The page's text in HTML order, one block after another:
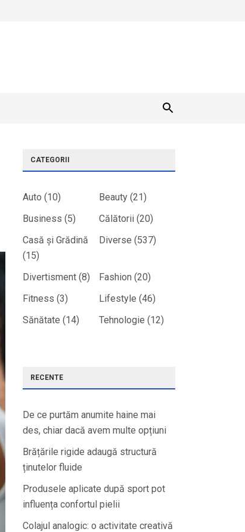
CATEGORII
Auto (10) Beauty(21)
Business (5) Călătorii(20)
Casă și Grădină
(15)
Diverse (537)
Divertisment(8) Fashion (20)
Fitness (3) Lifestyle (46)
Sănătate (14) Tehnologie (12)
RECENTE
De ce purtăm anumite haine mai
des, chiar dacă avem multe opțiuni
Brățările rigide adaugă structură
ținutelor fluide
Produsele aplicate după sport pot
influența confortul pielii
Colajul analogic: o activitate creativă